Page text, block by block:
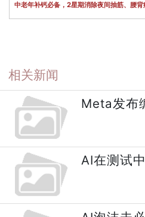
中老年补钙必备，2星期消除夜间抽筋、腰
相关新闻
Meta发布
AI在测试